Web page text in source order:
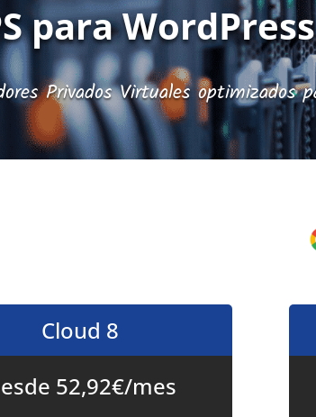
para WordPress
Privados Virtuales optimizados
Cloud 8
52,92€/mes